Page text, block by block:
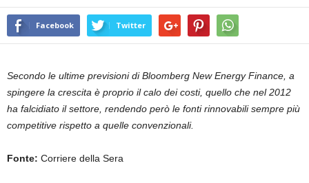
Facebook Twitter
Secondo le ultime previsioni di Bloomberg New Energy Finance, a
spingere la crescita è proprio il calo dei costi, quello che nel 2012
ha falcidiato il settore, rendendo però le fonti rinnovabili sempre più
competitive rispetto a quelle convenzionali.
Fonte: Corriere della Sera